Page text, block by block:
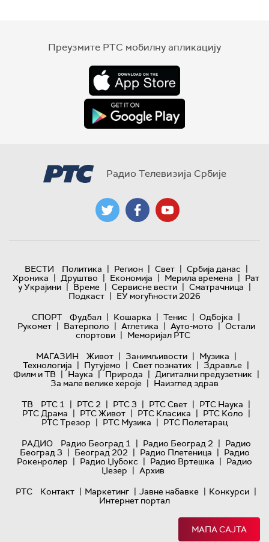
Преузмите РТС мобилну апликацију
Радио Телевизија Србије
ВЕСТИ Политика | Регион | Свет | Србија данас |
Хроника | Друштво | Економија | Мерила времена | Рат
у Украјини | Време | Сервисне вести | Сматрачница |
Подкаст | ЕУ могућности 2026
СПОРТ
Фудбал | Кошарка | Тенис | Одбојка |
Рукомет | Ватерполо | Атлетика | Ауто-мото | Остали
спортови | Меморијал РТС
МАГАЗИН
Живот | Занимљивости | Музика |
Технологијa | Путујемо | Свет познатих | Здравље |
Филм и ТВ | Наука | Природа | Дигитални предузетник |
За мале велике хероје | Наизглед здрав
ТВ
РТС 1 | РТС 2 | РТС 3 | РТС Свет | РТС Наука |
РТС Драма | РТС Живот | РТС Класика | РТС Коло |
РТС Трезор | РТС Музика | РТС Полетарац
РАДИО
Радио Београд 1 | Радио Београд 2 | Радио
Београд 3 | Београд 202 | Радио Плетеница | Радио
Рокенролер | Радио Џубокс | Радио Вртешка | Радио
Џезер | Архив
РТС
Контакт | Маркетинг | Јавне набавке | Конкурси |
Интернет портал
МАПА САЈТА